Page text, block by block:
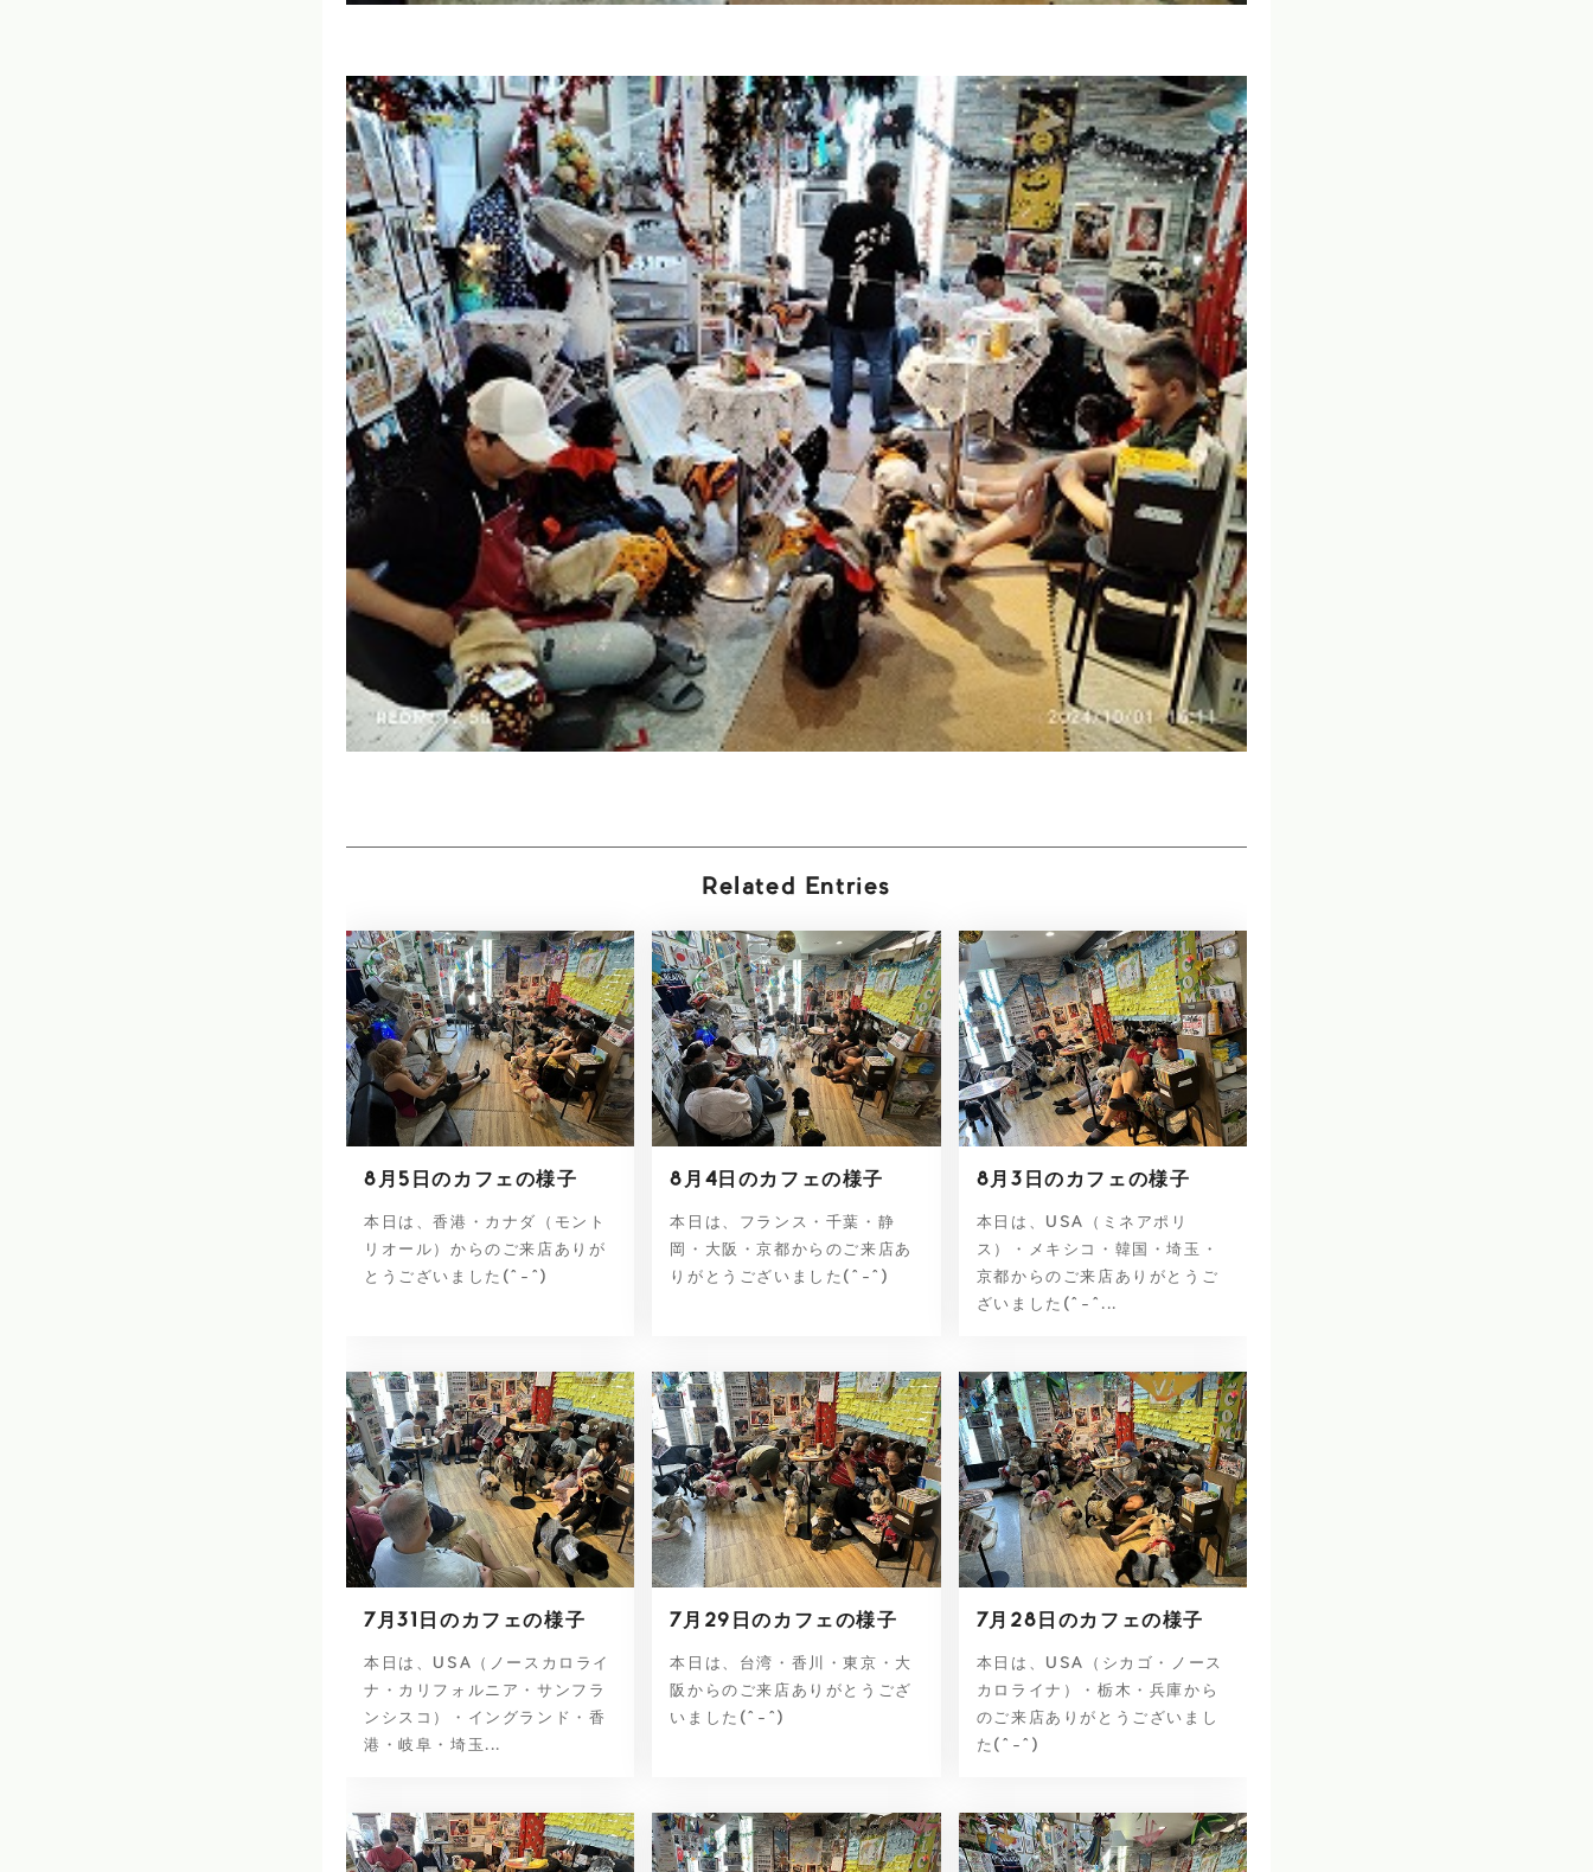
Related Entries
8月5日のカフェの様子
本日は、香港・カナダ（モント
リオール）からのご来店ありが
とうございました(^-^)
8月4日のカフェの様子
本日は、フランス・千葉・静
岡・大阪・京都からのご来店あ
りがとうございました(^-^)
8月3日のカフェの様子
本日は、USA（ミネアポリ
ス）・メキシコ・韓国・埼玉・
京都からのご来店ありがとうご
ざいました(^-^...
7月31日のカフェの様子
本日は、USA（ノースカロライ
ナ・カリフォルニア・サンフラ
ンシスコ）・イングランド・香
港・岐阜・埼玉...
7月29日のカフェの様子
本日は、台湾・香川・東京・大
阪からのご来店ありがとうござ
いました(^-^)
7月28日のカフェの様子
本日は、USA（シカゴ・ノース
カロライナ）・栃木・兵庫から
のご来店ありがとうございまし
た(^-^)